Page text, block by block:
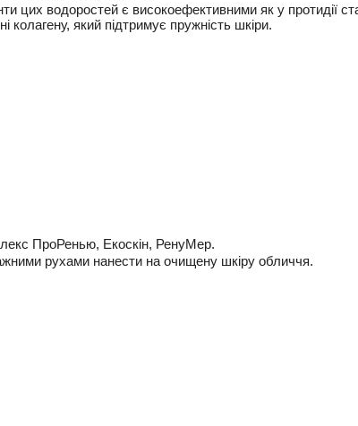
цих водоростей є високоефективними як у протидії
колагену, який підтримує пружність шкіри.
ПроРенью, Екоскін, РенуМер.
рухами нанести на очищену шкіру обличчя.